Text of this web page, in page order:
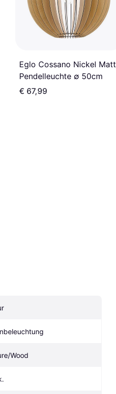
Eglo Cossano Nickel Matt
Pendelleuchte ∅ 50cm
€ 67,99
Wood